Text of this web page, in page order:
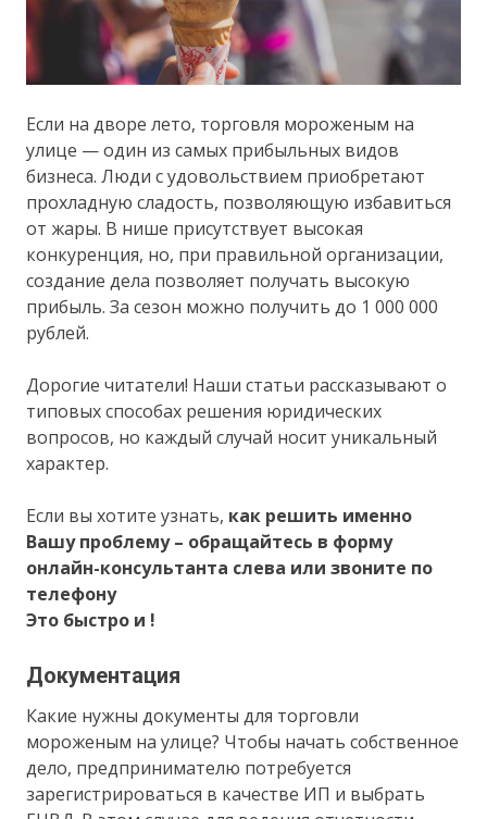
Если на дворе лето, торговля мороженым на
улице — один из самых прибыльных видов
бизнеса. Люди с удовольствием приобретают
прохладную сладость, позволяющую избавиться
от жары. В нише присутствует высокая
конкуренция, но, при правильной организации,
создание дела позволяет получать высокую
прибыль. За сезон можно получить до 1 000 000
рублей.
Дорогие читатели! Наши статьи рассказывают о
типовых способах решения юридических
вопросов, но каждый случай носит уникальный
характер.
Если вы хотите узнать, как решить именно
Вашу проблему – обращайтесь в форму
онлайн-консультанта слева или звоните по
телефону
Это быстро и !
Документация
Какие нужны документы для торговли
мороженым на улице? Чтобы начать собственное
дело, предпринимателю потребуется
зарегистрироваться в качестве ИП и выбрать